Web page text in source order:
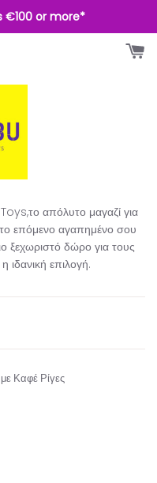
€100 or more*
απόλυτο μαγαζί για
το επόμενο αγαπημένο σου
ξεχωριστό δώρο για τους
ιδανική επιλογή.​
Καφέ Ρίγες